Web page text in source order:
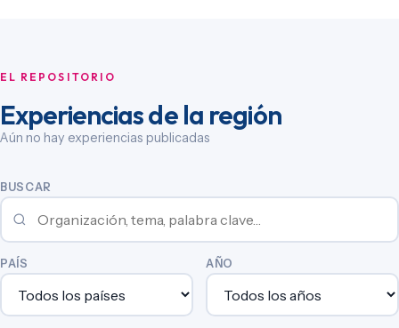
EL REPOSITORIO
Experiencias de la región
Aún no hay experiencias publicadas
BUSCAR
PAÍS AÑO